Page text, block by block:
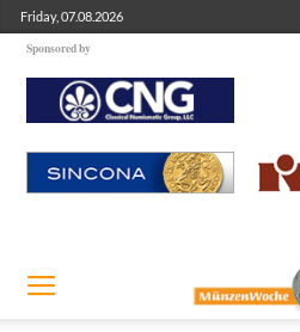
Friday, 07.08.2026
Sponsored by